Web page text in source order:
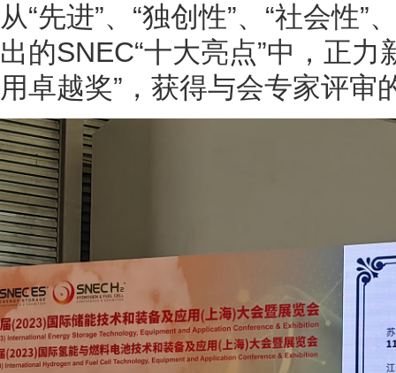
从“先进”、“独创性”、“社会性
出的SNEC“十大亮点”中，正
用卓越奖”，获得与会专家评审